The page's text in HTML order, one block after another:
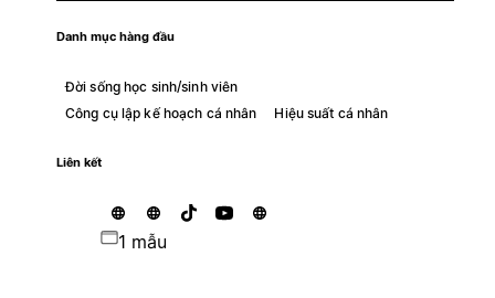
Danh mục hàng đầu
Đời sống học sinh/sinh viên
Công cụ lập kế hoạch cá nhân
Hiệu suất cá nhân
Liên kết
1 mẫu